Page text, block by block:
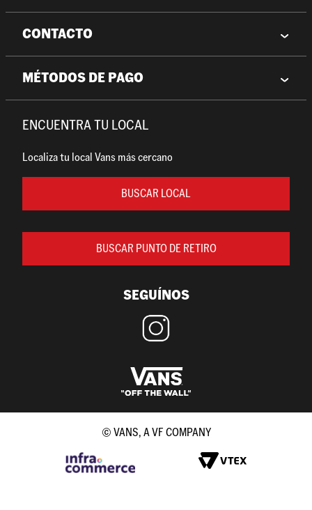
CONTACTO
MÉTODOS DE PAGO
ENCUENTRA TU LOCAL
Localiza tu local Vans más cercano
BUSCAR LOCAL
BUSCAR PUNTO DE RETIRO
SEGUÍNOS
© VANS, A VF COMPANY